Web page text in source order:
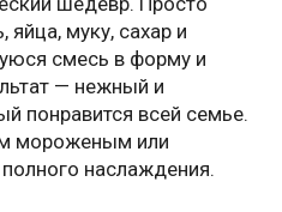
муку, сахар и
смесь в форму и
— нежный и
понравится всей семье.
мороженым или
наслаждения.